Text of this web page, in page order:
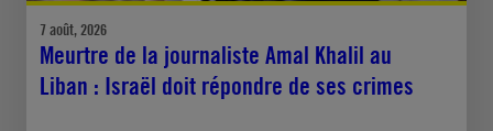
7 août, 2026
Meurtre de la journaliste Amal Khalil au
Liban : Israël doit répondre de ses crimes